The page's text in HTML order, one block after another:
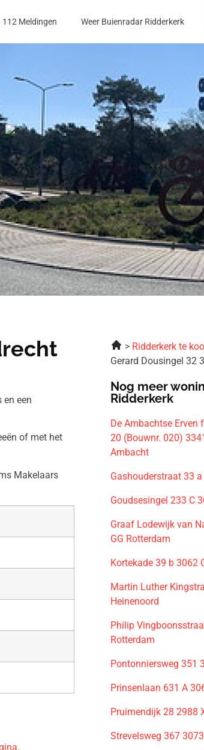
112 Meldingen Weer Buienradar Ridderkerk
en een
of met het
Makelaars
Ridderkerk te
Gerard Dousingel 32
Nog meer
Ridderkerk
De Ambachtse
20 (Bouwnr. 020)
Ambacht
Gashouderstraat 33
Goudsesingel 233 C
Graaf Lodewijk van
GG Rotterdam
Kortekade 39 b 3062
Martin Luther
Heinenoord
Philip
Rotterdam
Pontonniersweg 351
Prinsenlaan 631 A
Pruimendijk 28 2988
Strevelsweg 367